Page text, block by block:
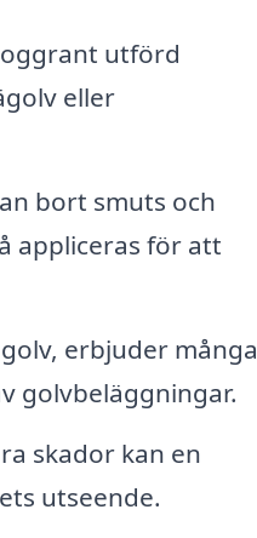
utförd
eller
bort smuts och
appliceras för att
erbjuder många
golvbeläggningar.
skador kan en
utseende.